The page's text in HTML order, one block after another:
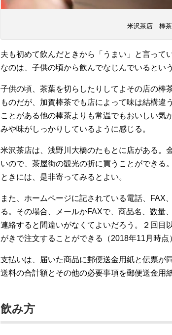
米沢茶店 棒
夫も初めて飲んだときから「うまい」と言って
なのは、子供の頃から飲んでなじんでいるとい
子供の頃、茶葉を切らしたりしてよその店の棒
ものだが、加賀棒茶でも店によって味は結構
ことがある他の棒茶よりも常温でもおいしい気
みや味がしっかりしているように感じる。
米沢茶店は、浅野川大橋のたもとに店がある。
いので、茶屋街の観光の折に買うことができる
ときには、是非寄ってみるとよい。
また、ホームページに記されている電話、FAX
る。その場合、メールかFAXで、商品名、数量
連絡すると間違いがなくてよいだろう。２回目
がきで注文することができる（2018年11月時点
支払いは、届いた商品に郵便送金用紙と伝票が
送料の合計額とその他の必要事項を郵便送金用
飲み方